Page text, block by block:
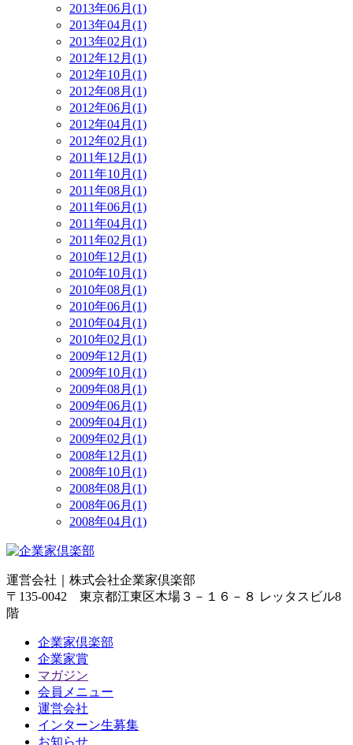
2013年06月(1)
2013年04月(1)
2013年02月(1)
2012年12月(1)
2012年10月(1)
2012年08月(1)
2012年06月(1)
2012年04月(1)
2012年02月(1)
2011年12月(1)
2011年10月(1)
2011年08月(1)
2011年06月(1)
2011年04月(1)
2011年02月(1)
2010年12月(1)
2010年10月(1)
2010年08月(1)
2010年06月(1)
2010年04月(1)
2010年02月(1)
2009年12月(1)
2009年10月(1)
2009年08月(1)
2009年06月(1)
2009年04月(1)
2009年02月(1)
2008年12月(1)
2008年10月(1)
2008年08月(1)
2008年06月(1)
2008年04月(1)
運営会社｜ 株式会社企業家倶楽部
〒135-0042 東京都江東区木場３－１６－８ レッタスビル8
階
企業家倶楽部
企業家賞
マガジン
会員メニュー
運営会社
インターン生募集
お知らせ